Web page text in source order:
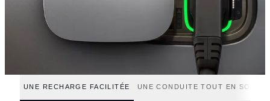
UNE RECHARGE FACILITÉE UNE CONDUITE TOUT EN